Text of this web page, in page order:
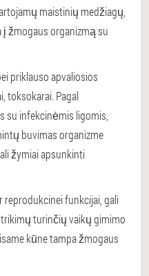
maistinių medžiagų,
žmogaus organizmą su
priklauso apvaliosios
toksokarai. Pagal
su infekcinėmis ligomis,
buvimas organizme
žymiai apsunkinti
funkcijai, gali
turinčių vaikų gimimo
kūne tampa žmogaus